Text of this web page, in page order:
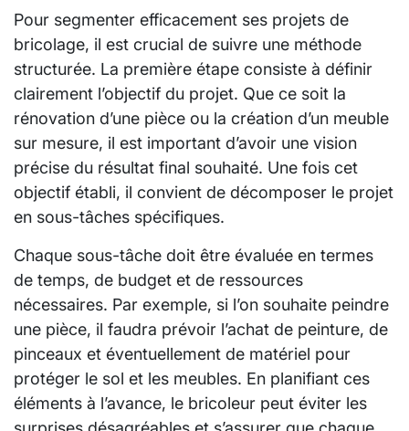
Pour segmenter efficacement ses projets de
bricolage, il est crucial de suivre une méthode
structurée. La première étape consiste à définir
clairement l’objectif du projet. Que ce soit la
rénovation d’une pièce ou la création d’un meuble
sur mesure, il est important d’avoir une vision
précise du résultat final souhaité. Une fois cet
objectif établi, il convient de décomposer le projet
en sous-tâches spécifiques.
Chaque sous-tâche doit être évaluée en termes
de temps, de budget et de ressources
nécessaires. Par exemple, si l’on souhaite peindre
une pièce, il faudra prévoir l’achat de peinture, de
pinceaux et éventuellement de matériel pour
protéger le sol et les meubles. En planifiant ces
éléments à l’avance, le bricoleur peut éviter les